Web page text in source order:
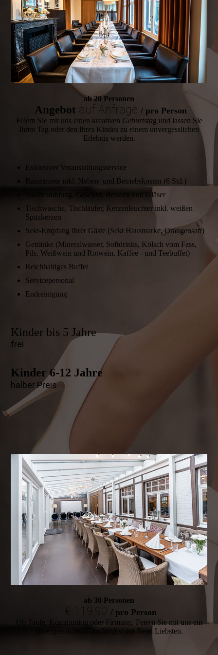
ab 20 Personen
Angebot auf Anfrage / pro Person
Feiern Sie mit uns einen kreativen Geburtstag und lassen Sie
Ihren Tag oder den Ihres Kindes zu einem unvergesslichen
Erlebnis werden.
Exklusiver Veranstaltungs­service
Raummiete inkl. Neben- und Betriebs­kosten (6 Std.)
Saalbestuhlung, Geschirr, Besteck und Gläser
Tischwäsche, Tisch­läufer, Kerzen­leuchter inkl. weißen
Spitz­kerzen
Sekt-Empfang Ihrer Gäste (Sekt Haus­marke, Orangen­saft)
Getränke (Mineral­wasser, Soft­drinks, Kölsch vom Fass,
Pils, Weiß­wein und Rotwein, Kaffee - und Teebuffet)
Reichhaltiges Buffet
Service­personal
Endreinigung
Kinder bis 5 Jahre
frei
Kinder 6-12 Jahre
halber Preis
ab 30 Personen
€ 119,90 / pro Person
Ob Taufe, Kommunion oder Firmung. Feiern Sie mit uns ein
mit Ihren Liebsten.